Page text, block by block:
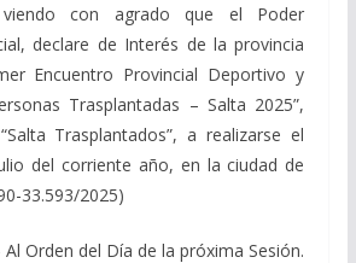
con agrado que el Poder
declare de Interés de la provincia
Encuentro Provincial Deportivo y
Trasplantadas – Salta 2025”,
Trasplantados”, a realizarse el
del corriente año, en la ciudad de
33.593/2025)
Al Orden del Día de la próxima Sesión.